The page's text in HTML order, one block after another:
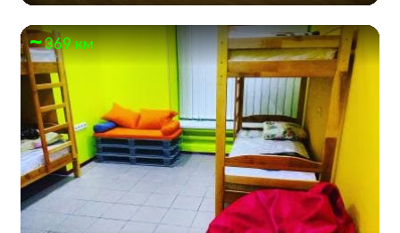
369 км